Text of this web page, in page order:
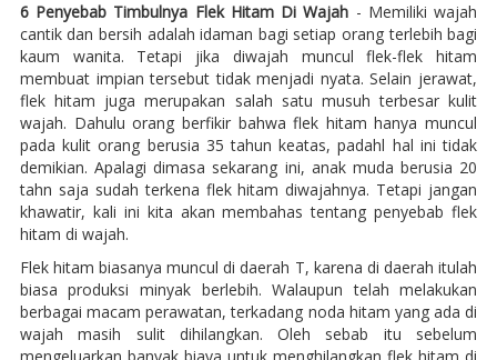
6 Penyebab Timbulnya Flek Hitam Di Wajah - Memiliki wajah
cantik dan bersih adalah idaman bagi setiap orang terlebih bagi
kaum wanita. Tetapi jika diwajah muncul flek-flek hitam
membuat impian tersebut tidak menjadi nyata. Selain jerawat,
flek hitam juga merupakan salah satu musuh terbesar kulit
wajah. Dahulu orang berfikir bahwa flek hitam hanya muncul
pada kulit orang berusia 35 tahun keatas, padahl hal ini tidak
demikian. Apalagi dimasa sekarang ini, anak muda berusia 20
tahn saja sudah terkena flek hitam diwajahnya. Tetapi jangan
khawatir, kali ini kita akan membahas tentang penyebab flek
hitam di wajah.
Flek hitam biasanya muncul di daerah T, karena di daerah itulah
biasa produksi minyak berlebih. Walaupun telah melakukan
berbagai macam perawatan, terkadang noda hitam yang ada di
wajah masih sulit dihilangkan. Oleh sebab itu sebelum